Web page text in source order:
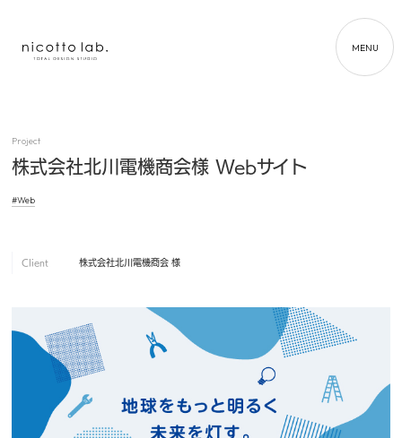
MENU
Project
株式会社北川電機商会様 Webサイト
#Web
Client 株式会社北川電機商会 様